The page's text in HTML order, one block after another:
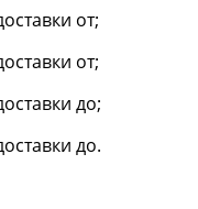
от;
от;
до;
до.